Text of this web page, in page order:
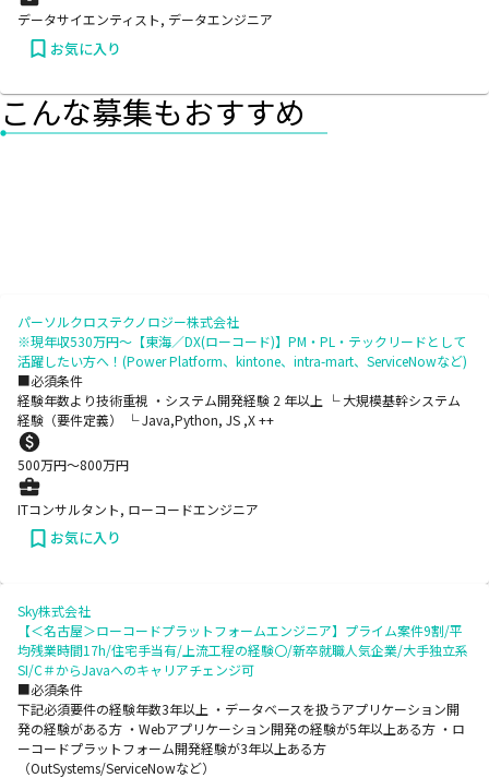
データサイエンティスト, データエンジニア
お気に入り
こんな募集もおすすめ
パーソルクロステクノロジー株式会社
※現年収530万円～【東海／DX(ローコード)】PM・PL・テックリードとして
活躍したい方へ！(Power Platform、kintone、intra-mart、ServiceNowなど)
■必須条件
経験年数より技術重視 ・システム開発経験 2 年以上 └ 大規模基幹システム
経験（要件定義） └ Java,Python, JS ,X ++
500万円〜800万円
ITコンサルタント, ローコードエンジニア
お気に入り
Sky株式会社
【＜名古屋＞ローコードプラットフォームエンジニア】プライム案件9割/平
均残業時間17h/住宅手当有/上流工程の経験〇/新卒就職人気企業/大手独立系
SI/C＃からJavaへのキャリアチェンジ可
■必須条件
下記必須要件の経験年数3年以上 ・データベースを扱うアプリケーション開
発の経験がある方 ・Webアプリケーション開発の経験が5年以上ある方 ・ロ
ーコードプラットフォーム開発経験が3年以上ある方
（OutSystems/ServiceNowなど）